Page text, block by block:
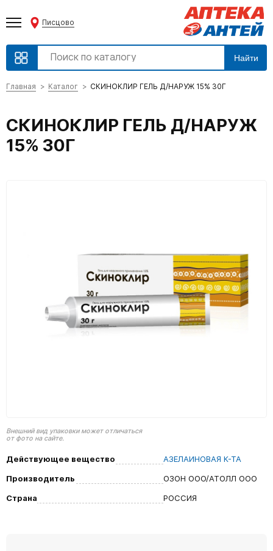
Писцово
Найти
Главная Каталог СКИНОКЛИР ГЕЛЬ Д/НАРУЖ 15% 30Г
СКИНОКЛИР ГЕЛЬ Д/НАРУЖ
15% 30Г
Внешний вид упаковки может отличаться
от фото на сайте.
Действующее вещество
АЗЕЛАИНОВАЯ К-ТА
Производитель
ОЗОН ООО/АТОЛЛ ООО
Страна
РОССИЯ